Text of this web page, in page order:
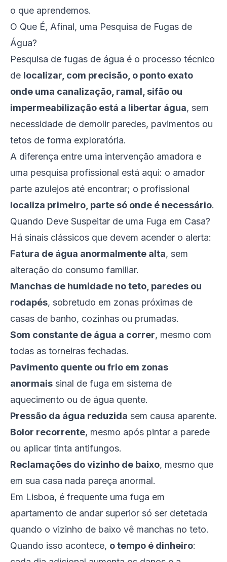
o que aprendemos.
O Que É, Afinal, uma Pesquisa de Fugas de
Água?
Pesquisa de fugas de água é o processo técnico
de localizar, com precisão, o ponto exato
onde uma canalização, ramal, sifão ou
impermeabilização está a libertar água, sem
necessidade de demolir paredes, pavimentos ou
tetos de forma exploratória.
A diferença entre uma intervenção amadora e
uma pesquisa profissional está aqui: o amador
parte azulejos até encontrar; o profissional
localiza primeiro, parte só onde é necessário.
Quando Deve Suspeitar de uma Fuga em Casa?
Há sinais clássicos que devem acender o alerta:
Fatura de água anormalmente alta, sem
alteração do consumo familiar.
Manchas de humidade no teto, paredes ou
rodapés, sobretudo em zonas próximas de
casas de banho, cozinhas ou prumadas.
Som constante de água a correr, mesmo com
todas as torneiras fechadas.
Pavimento quente ou frio em zonas
anormais sinal de fuga em sistema de
aquecimento ou de água quente.
Pressão da água reduzida sem causa aparente.
Bolor recorrente, mesmo após pintar a parede
ou aplicar tinta antifungos.
Reclamações do vizinho de baixo, mesmo que
em sua casa nada pareça anormal.
Em Lisboa, é frequente uma fuga em
apartamento de andar superior só ser detetada
quando o vizinho de baixo vê manchas no teto.
Quando isso acontece, o tempo é dinheiro: